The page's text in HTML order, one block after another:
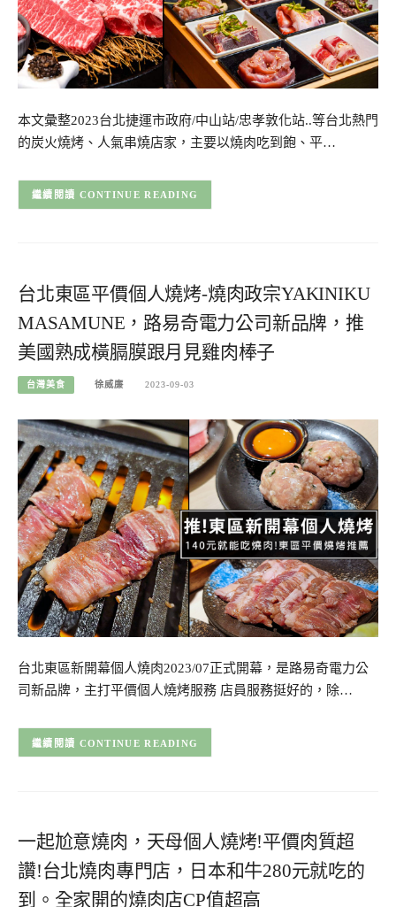
本文彙整2023台北捷運市政府/中山站/忠孝敦化站..等台北熱門
的炭火燒烤、人氣串燒店家，主要以燒肉吃到飽、平…
CONTINUE READING
台北東區平價個人燒烤-燒肉政宗YAKINIKU
MASAMUNE，路易奇電力公司新品牌，推
美國熟成橫膈膜跟月見雞肉棒子
台灣美食 徐威廉 2023-09-03
台北東區新開幕個人燒肉2023/07正式開幕，是路易奇電力公
司新品牌，主打平價個人燒烤服務 店員服務挺好的，除…
CONTINUE READING
一起尬意燒肉，天母個人燒烤!平價肉質超
讚!台北燒肉專門店，日本和牛280元就吃的
到。全家開的燒肉店CP值超高